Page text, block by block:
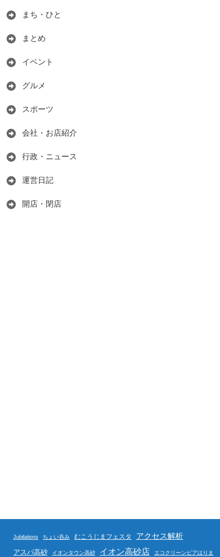
まち・ひと
まとめ
イベント
グルメ
スポーツ
会社・お店紹介
行政・ニュース
運営日記
開店・閉店
Jubilations ちょい呑み むこうじまフェスタ アクセス解析
アスパ高砂 イオンタウン高砂 イオン高砂店 エコクリーンピアはりま